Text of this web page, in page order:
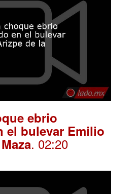
ebrio
el bulevar Emilio
. 02:20